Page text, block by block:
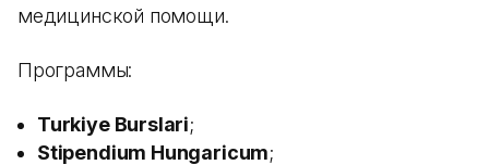
медицинской помощи.
Программы:
Turkiye Burslari;
Stipendium Hungaricum;